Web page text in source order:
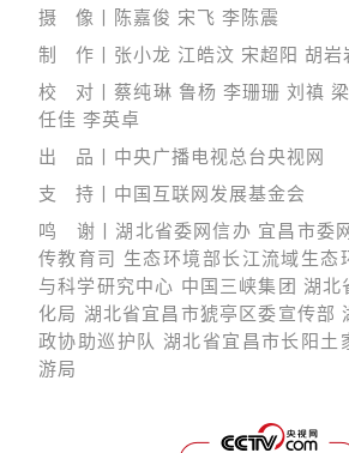
摄 像丨陈嘉俊 宋飞 李陈震
制 作丨张小龙 江皓汶 宋超阳 胡岩
校 对丨蔡纯琳 鲁杨 李珊珊 刘禛
任佳 李英卓
出 品丨中央广播电视总台央视网
支 持丨中国互联网发展基金会
鸣 谢丨湖北省委网信办 宜昌市委
传教育司 生态环境部长江流域生态
与科学研究中心 中国三峡集团 湖北
化局 湖北省宜昌市猇亭区委宣传部
政协助巡护队 湖北省宜昌市长阳土
游局